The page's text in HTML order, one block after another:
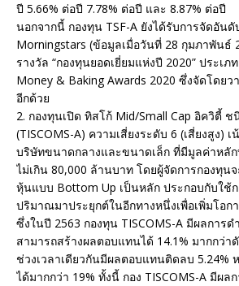
ปี 5.66% ต่อปี 7.78% ต่อปี และ 8.87% ต่อปี
นอกจากนี้ กองทุน TSF-A ยังได้รับการจัดอันดั
Morningstars (ข้อมูลเมื่อวันที่ 28 กุมภาพันธ์
รางวัล “กองทุนยอดเยี่ยมแห่งปี 2020” ประเ
Money & Baking Awards 2020 ซึ่งจัดโดยว
อีกด้วย
2. กองทุนเปิด ทิสโก้ Mid/Small Cap อิควิตี้
(TISCOMS-A) ความเสี่ยงระดับ 6 (เสี่ยงสูง)
บริษัทขนาดกลางและขนาดเล็ก ที่มีมูลค่าหลั
ไม่เกิน 80,000 ล้านบาท โดยผู้จัดการกองทุน
หุ้นแบบ Bottom Up เป็นหลัก ประกอบกับใช้ก
ปริมาณมาประยุกต์ในอีกทางหนึ่งเพื่อเพิ่มโอ
ซึ่งในปี 2563 กองทุน TISCOMS-A มีผลการ
สามารถสร้างผลตอบแทนได้ 14.1% มากกว่า
ช่วงเวลาเดียวกันมีผลตอบแทนติดลบ 5.24%
ได้มากกว่า 19% ทั้งนี้ กอง TISCOMS-A มีผล